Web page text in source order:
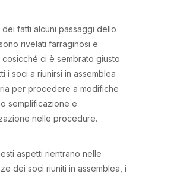
dei fatti alcuni passaggi dello
rivelati farraginosi e
cosicché ci è sembrato giusto
i soci a riunirsi in assemblea
per procedere a modifiche
semplificazione e
nelle procedure.
aspetti rientrano nelle
dei soci riuniti in assemblea, i